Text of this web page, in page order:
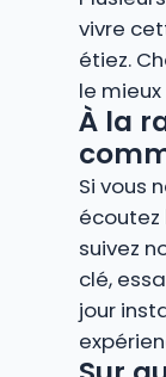
vivre
étiez.
le
À la
Si vous
écoutez
suivez
clé,
jour